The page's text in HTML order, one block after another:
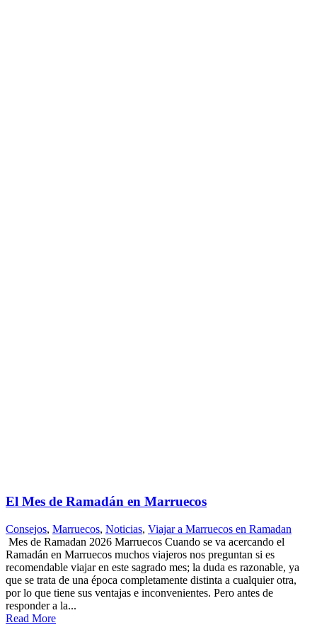
El Mes de Ramadán en Marruecos
Consejos, Marruecos, Noticias, Viajar a Marruecos en Ramadan
Mes de Ramadan 2026 Marruecos Cuando se va acercando el
Ramadán en Marruecos muchos viajeros nos preguntan si es
recomendable viajar en este sagrado mes; la duda es razonable, ya
que se trata de una época completamente distinta a cualquier otra,
por lo que tiene sus ventajas e inconvenientes. Pero antes de
responder a la...
Read More